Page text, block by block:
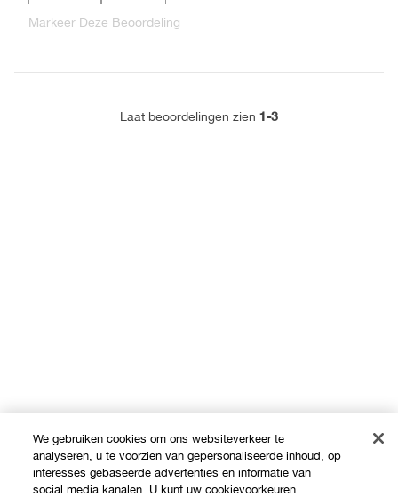
Markeer Deze Beoordeling
Laat beoordelingen zien 1-3
We gebruiken cookies om ons websiteverkeer te
analyseren, u te voorzien van gepersonaliseerde inhoud, op
interesses gebaseerde advertenties en informatie van
social media kanalen. U kunt uw cookievoorkeuren